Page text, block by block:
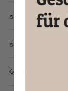
Ist das Kuscheltier
Ist das Kuscheltier
Kann mein Hund